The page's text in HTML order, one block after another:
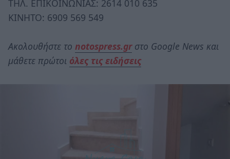
ΤΗΛ. ΕΠΙΚΟΙΝΩΝΙΑΣ: 2614 010 635
ΚΙΝΗΤΟ: 6909 569 549
Ακολουθήστε το notospress.grστο Google News και
μάθετε πρώτοι όλες τις ειδήσεις